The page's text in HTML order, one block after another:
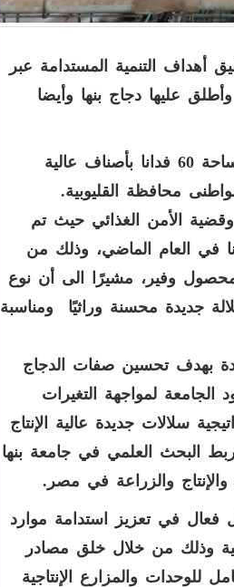
أهداف التنمية المستدامة عبر
عليها دجاج بنها وأيضا
من جانبه أوضح أنه تم البدء في موسم زراعة القمح بالكلية علي مساحة 60 فدانا بأصناف عالية
.
وقضية الأمن الغذائي حيث تم
المنزرعة بالقمح هذا العام إلى 60 فدانا بدلا من 15 فدانا في العام الماضي، وذلك من
محصول وفير، مشيرًا الى أن نوع
جديدة محسنة وراثيًا ومناسبة
بهدف تحسين صفات الدجاج
لمواجهة التغيرات
سلالات جديدة عالية الإنتاج
البحث العلمي في جامعة بنها
والزراعة في مصر .
فعال في تعزيز استدامة موارد
وذلك من خلال خلق مصادر
للوحدات والمزارع الإنتاجية